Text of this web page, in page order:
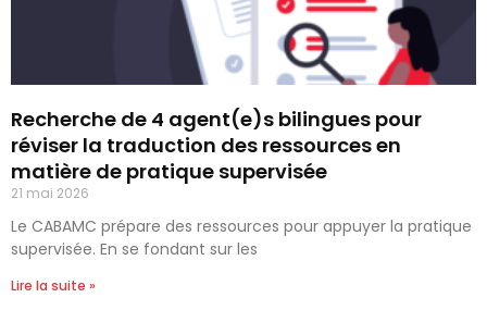
Recherche de 4 agent(e)s bilingues pour
réviser la traduction des ressources en
matière de pratique supervisée
21 mai 2026
Le CABAMC prépare des ressources pour appuyer la pratique
supervisée. En se fondant sur les
Lire la suite »